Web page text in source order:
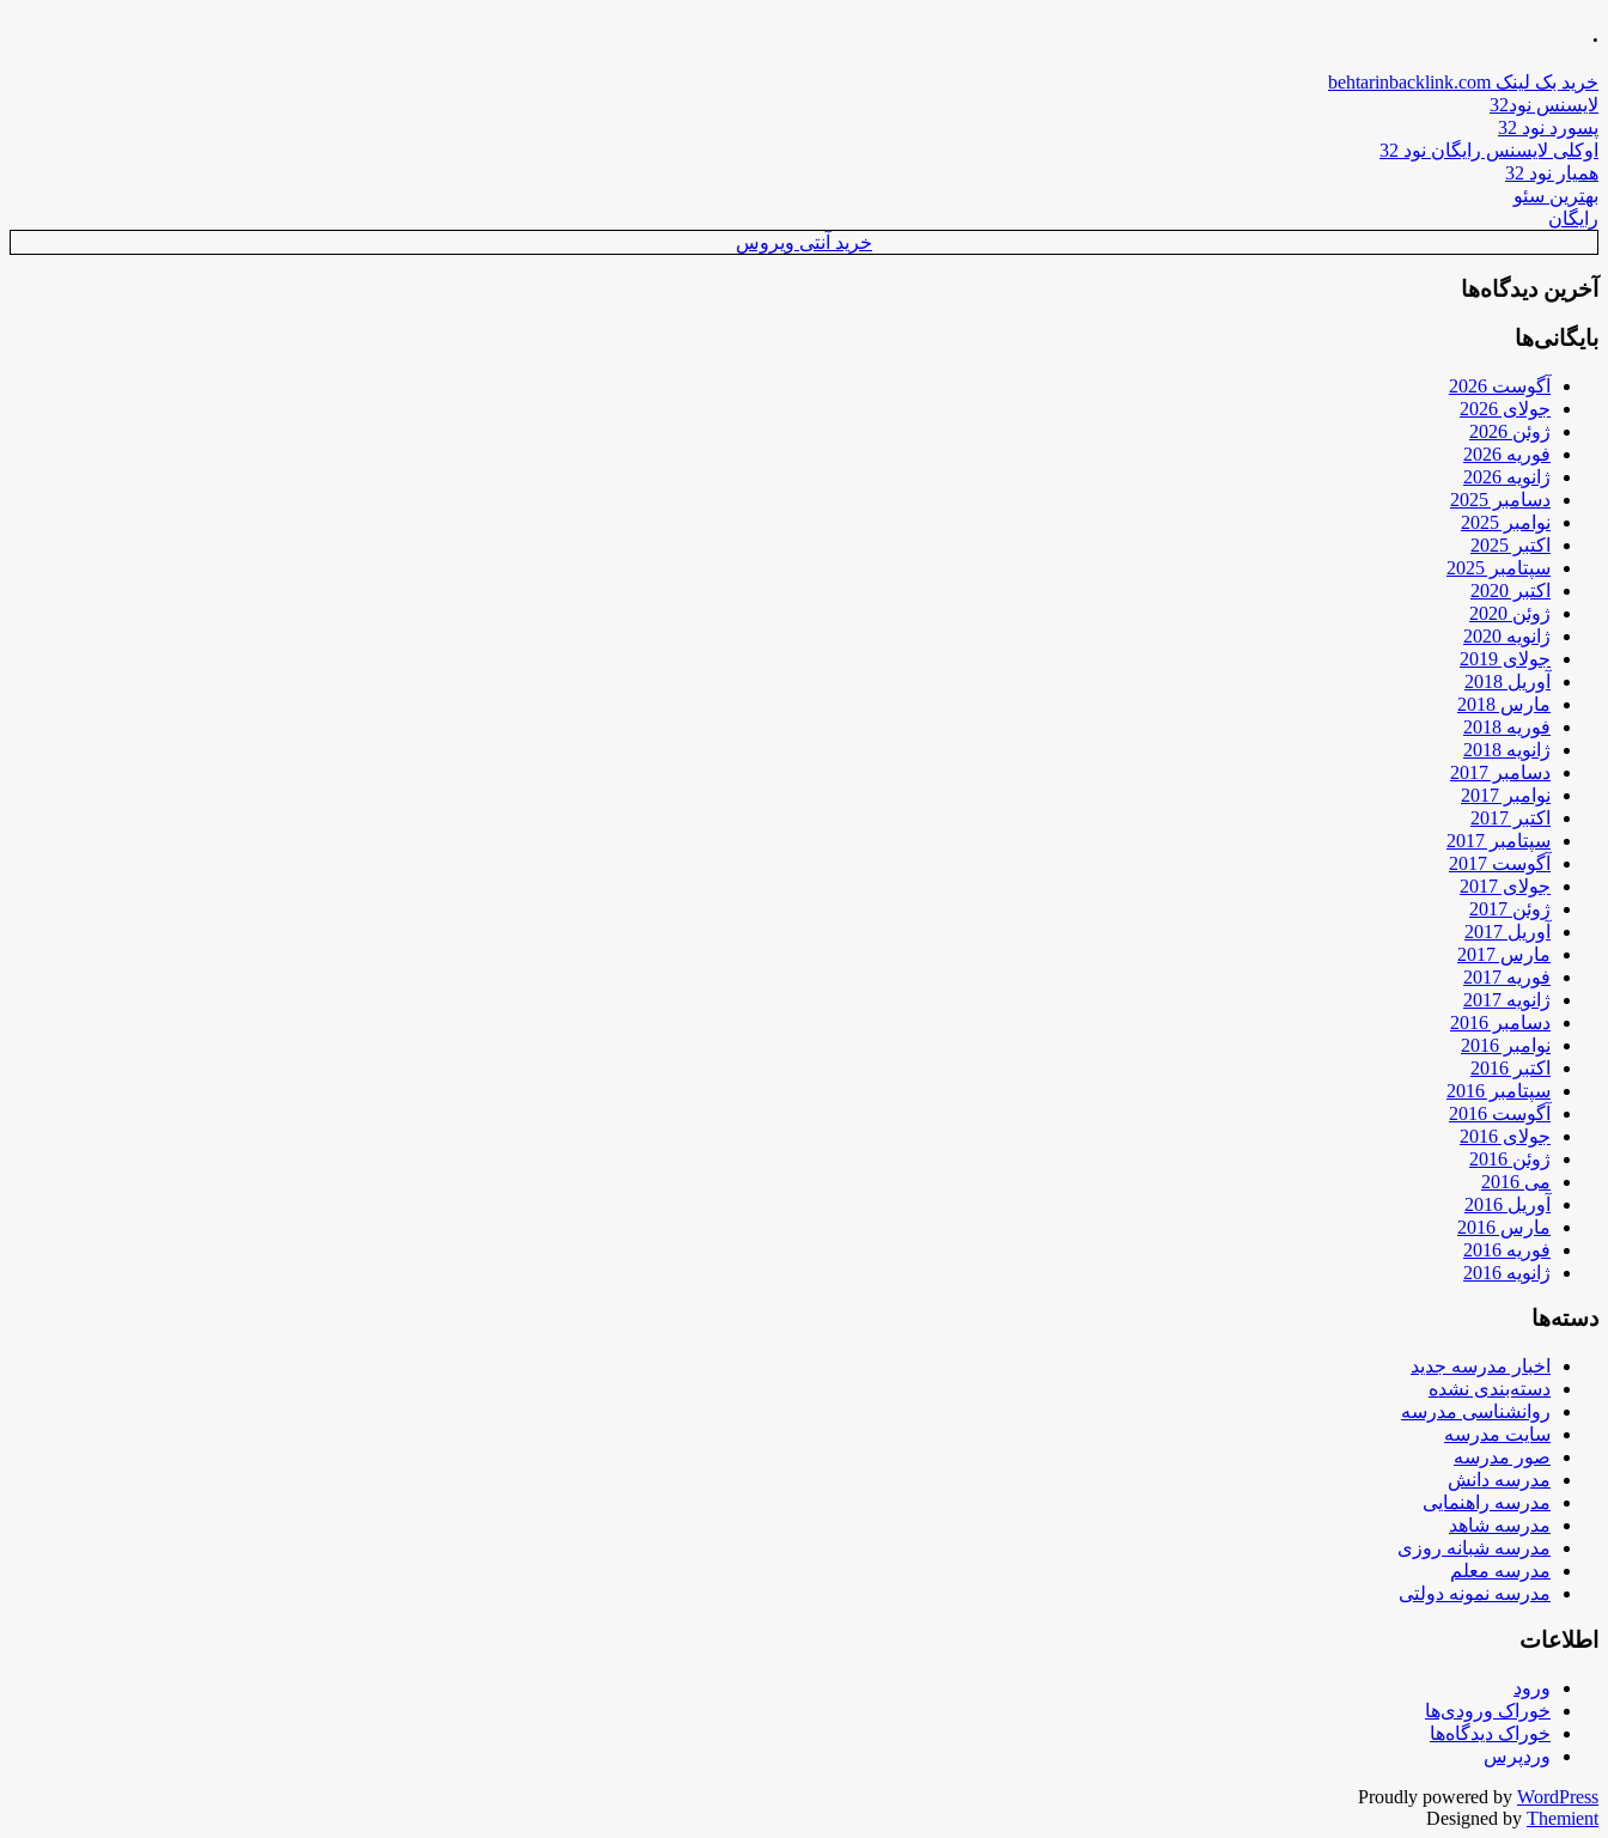
.
خرید بک لینک behtarinbacklink.com
لایسنس نود32
پسورد نود 32
اوکلی لایسنس رایگان نود 32
همیار نود 32
بهترین سئو
رایگان
خرید آنتی ویروس
آخرین دیدگاه‌ها
بایگانی‌ها
آگوست 2026
جولای 2026
ژوئن 2026
فوریه 2026
ژانویه 2026
دسامبر 2025
نوامبر 2025
اکتبر 2025
سپتامبر 2025
اکتبر 2020
ژوئن 2020
ژانویه 2020
جولای 2019
آوریل 2018
مارس 2018
فوریه 2018
ژانویه 2018
دسامبر 2017
نوامبر 2017
اکتبر 2017
سپتامبر 2017
آگوست 2017
جولای 2017
ژوئن 2017
آوریل 2017
مارس 2017
فوریه 2017
ژانویه 2017
دسامبر 2016
نوامبر 2016
اکتبر 2016
سپتامبر 2016
آگوست 2016
جولای 2016
ژوئن 2016
می 2016
آوریل 2016
مارس 2016
فوریه 2016
ژانویه 2016
دسته‌ها
اخبار مدرسه جدید
دسته‌بندی نشده
روانشناسی مدرسه
سایت مدرسه
صور مدرسه
مدرسه دانش
مدرسه راهنمایی
مدرسه شاهد
مدرسه شبانه روزی
مدرسه معلم
مدرسه نمونه دولتی
اطلاعات
ورود
خوراک ورودی‌ها
خوراک دیدگاه‌ها
وردپرس
Proudly powered by WordPress
Designed by Themient